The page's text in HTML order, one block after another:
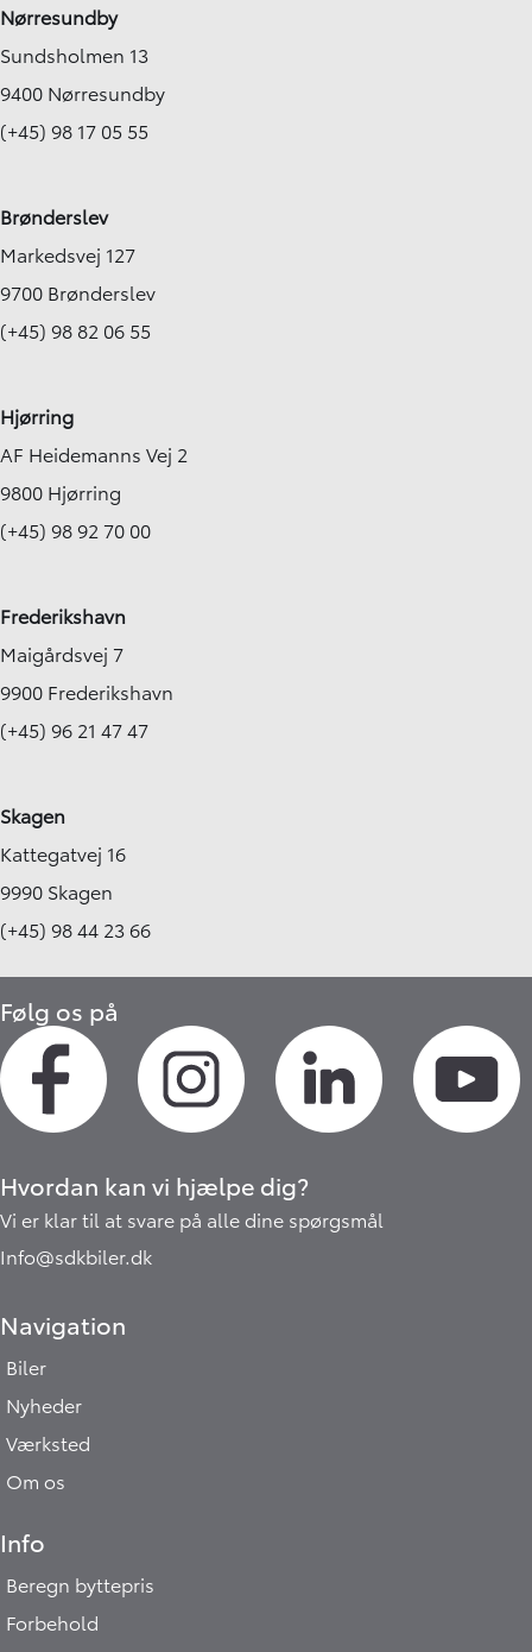
Nørresundby
Sundsholmen 13
9400 Nørresundby
(+45) 98 17 05 55
Brønderslev
Markedsvej 127
9700 Brønderslev
(+45) 98 82 06 55
Hjørring
AF Heidemanns Vej 2
9800 Hjørring
(+45) 98 92 70 00
Frederikshavn
Maigårdsvej 7
9900 Frederikshavn
(+45) 96 21 47 47
Skagen
Kattegatvej 16
9990 Skagen
(+45) 98 44 23 66
Følg os på
Hvordan kan vi hjælpe dig?
Vi er klar til at svare på alle dine spørgsmål
Info@sdkbiler.dk
Navigation
Biler
Nyheder
Værksted
Om os
Info
Beregn byttepris
Forbehold